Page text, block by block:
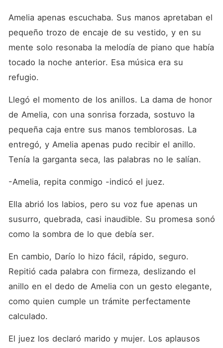
Amelia apenas escuchaba. Sus manos apretaban el
pequeño trozo de encaje de su vestido, y en su
mente solo resonaba la melodía de piano que había
tocado la noche anterior. Esa música era su
refugio.
Llegó el momento de los anillos. La dama de honor
de Amelia, con una sonrisa forzada, sostuvo la
pequeña caja entre sus manos temblorosas. La
entregó, y Amelia apenas pudo recibir el anillo.
Tenía la garganta seca, las palabras no le salían.
-Amelia, repita conmigo -indicó el juez.
Ella abrió los labios, pero su voz fue apenas un
susurro, quebrada, casi inaudible. Su promesa sonó
como la sombra de lo que debía ser.
En cambio, Darío lo hizo fácil, rápido, seguro.
Repitió cada palabra con firmeza, deslizando el
anillo en el dedo de Amelia con un gesto elegante,
como quien cumple un trámite perfectamente
calculado.
El juez los declaró marido y mujer. Los aplausos